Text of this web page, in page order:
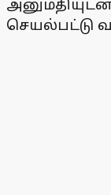
செயல்பட்டு